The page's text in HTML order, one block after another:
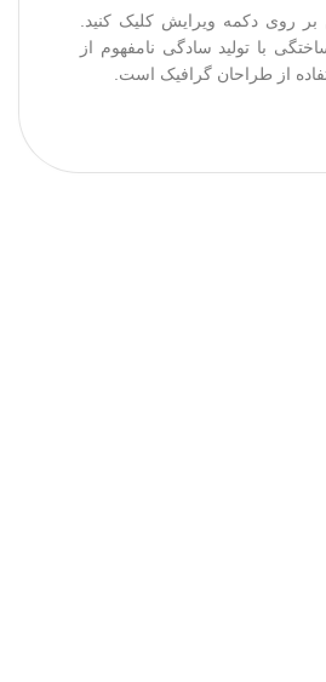
بر روی دکمه ویرایش کلیک کنید.
با تولید سادگی نامفهوم از
از طراحان گرافیک است.